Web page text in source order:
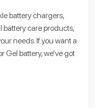
battery chargers,
battery care products,
needs. If you want a
Gel battery, we’ve got